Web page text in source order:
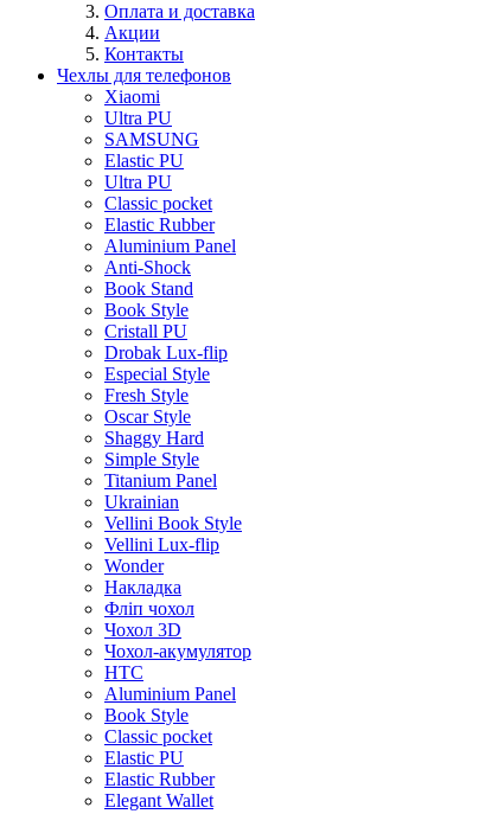
Оплата и доставка
Акции
Контакты
Чехлы для телефонов
Xiaomi
Ultra PU
SAMSUNG
Elastic PU
Ultra PU
Classic pocket
Elastic Rubber
Aluminium Panel
Anti-Shock
Book Stand
Book Style
Cristall PU
Drobak Lux-flip
Especial Style
Fresh Style
Oscar Style
Shaggy Hard
Simple Style
Titanium Panel
Ukrainian
Vellini Book Style
Vellini Lux-flip
Wonder
Накладка
Фліп чохол
Чохол 3D
Чохол-акумулятор
HTC
Aluminium Panel
Book Style
Classic pocket
Elastic PU
Elastic Rubber
Elegant Wallet